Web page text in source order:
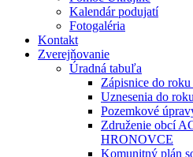
Kalendár podujatí
Fotogaléria
Kontakt
Zverejňovanie
Úradná tabuľa
Zápisnice do roku
Uznesenia do
Pozemkové
Združenie obcí
HRONOVCE
Komunitný plán